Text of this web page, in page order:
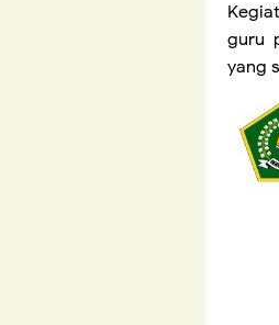
guru
yang